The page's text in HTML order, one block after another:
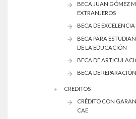
BECA JUAN GÓMEZ
EXTRANJEROS
BECA DE
BECA PARA
DE LA EDUCACIÓN
BECA DE
BECA DE REPARACIÓN
CREDITOS
CRÉDITO CON
CAE